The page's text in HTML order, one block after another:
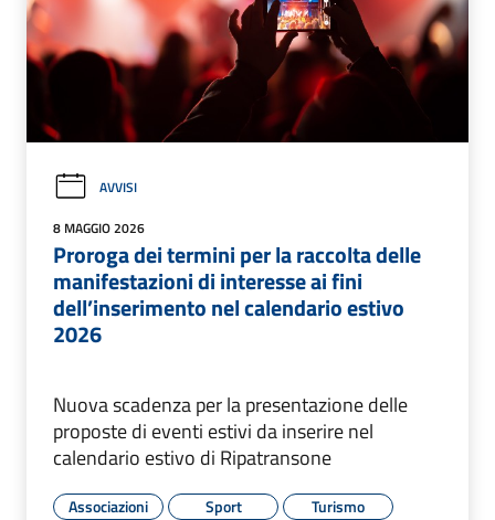
AVVISI
8 MAGGIO 2026
Proroga dei termini per la raccolta delle
manifestazioni di interesse ai fini
dell’inserimento nel calendario estivo
2026
Nuova scadenza per la presentazione delle
proposte di eventi estivi da inserire nel
calendario estivo di Ripatransone
Associazioni Sport Turismo